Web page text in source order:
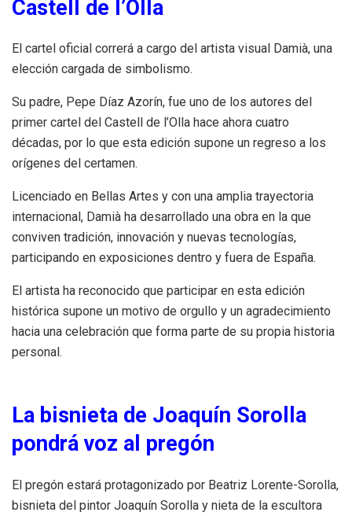
Castell de l’Olla
El cartel oficial correrá a cargo del artista visual Damià, una
elección cargada de simbolismo.
Su padre, Pepe Díaz Azorín, fue uno de los autores del
primer cartel del Castell de l’Olla hace ahora cuatro
décadas, por lo que esta edición supone un regreso a los
orígenes del certamen.
Licenciado en Bellas Artes y con una amplia trayectoria
internacional, Damià ha desarrollado una obra en la que
conviven tradición, innovación y nuevas tecnologías,
participando en exposiciones dentro y fuera de España.
El artista ha reconocido que participar en esta edición
histórica supone un motivo de orgullo y un agradecimiento
hacia una celebración que forma parte de su propia historia
personal.
La bisnieta de Joaquín Sorolla
pondrá voz al pregón
El pregón estará protagonizado por Beatriz Lorente-Sorolla,
bisnieta del pintor Joaquín Sorolla y nieta de la escultora